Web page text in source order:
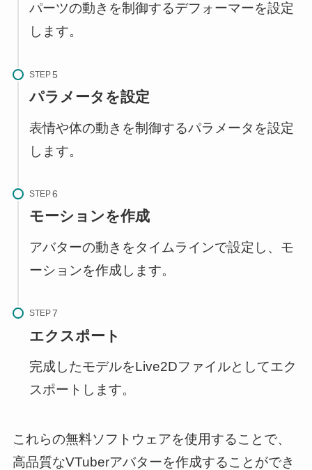
パーツの動きを制御するデフォーマーを設定
します。
STEP
パラメータを設定
表情や体の動きを制御するパラメータを設定
します。
STEP
モーションを作成
アバターの動きをタイムラインで設定し、モ
ーションを作成します。
STEP
エクスポート
完成したモデルをLive2Dファイルとしてエク
スポートします。
これらの無料ソフトウェアを使用することで、
高品質なVTuberアバターを作成することができ